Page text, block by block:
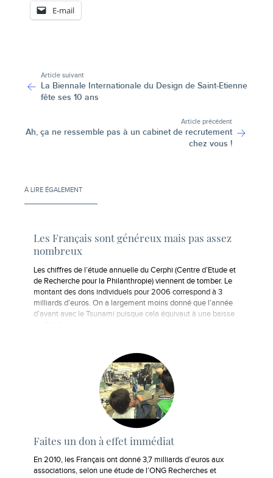
E-mail
Article suivant
La Biennale Internationale du Design de Saint-Etienne
fête ses 10 ans
Article précédent
Ah, ça ne ressemble pas à un cabinet de recrutement
chez vous !
À LIRE ÉGALEMENT
Les Français sont généreux mais pas assez
nombreux
Les chiffres de l’étude annuelle du Cerphi (Centre d’Etude et
de Recherche pour la Philanthropie) viennent de tomber. Le
montant des dons individuels pour 2006 correspond à 3
milliards d’euros. On a largement moins donné que l’année
d’avant avec le Tsunami puisque cela équivaut à une baisse
Faites un don à effet immédiat
En 2010, les Français ont donné 3,7 milliards d’euros aux
associations, selon une étude de l’ONG Recherches et